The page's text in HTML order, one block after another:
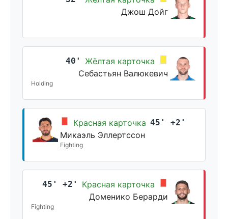
Джош Дойг
40'
Жёлтая карточка
Себастьян Валюкевич
Holding
Красная карточка 45' +2'
Микаэль Эллертссон
Fighting
45' +2'
Красная карточка
Доменико Берарди
Fighting